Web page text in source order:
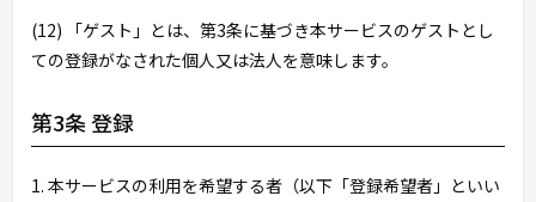
(12) 「ゲスト」とは、第3条に基づき本サービスのゲストとし
ての登録がなされた個人又は法人を意味します。
第3条 登録
1. 本サービスの利用を希望する者（以下「登録希望者」といい